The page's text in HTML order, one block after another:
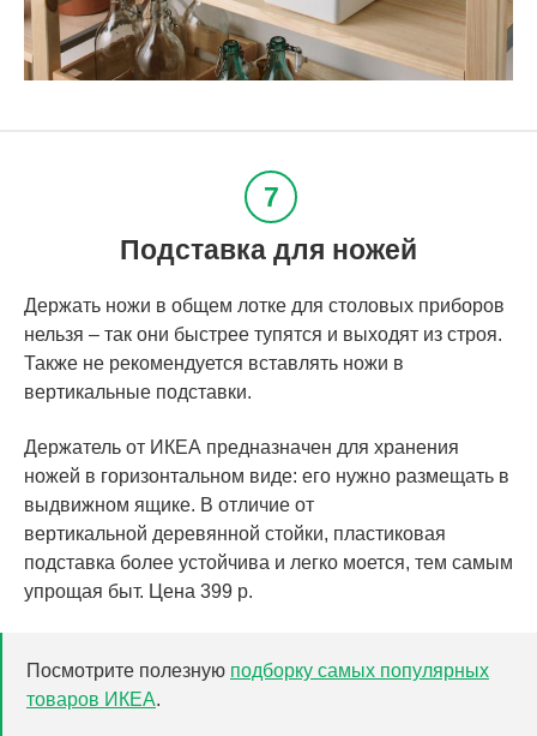
Подставка для ножей
Держать ножи в общем лотке для столовых приборов
нельзя – так они быстрее тупятся и выходят из строя.
Также не рекомендуется вставлять ножи в
вертикальные подставки.
Держатель от ИКЕА предназначен для хранения
ножей в горизонтальном виде: его нужно размещать в
выдвижном ящике. В отличие от
вертикальной деревянной стойки, пластиковая
подставка более устойчива и легко моется, тем самым
упрощая быт. Цена 399 р.
Посмотрите полезную подборку самых популярных
товаров ИКЕА.